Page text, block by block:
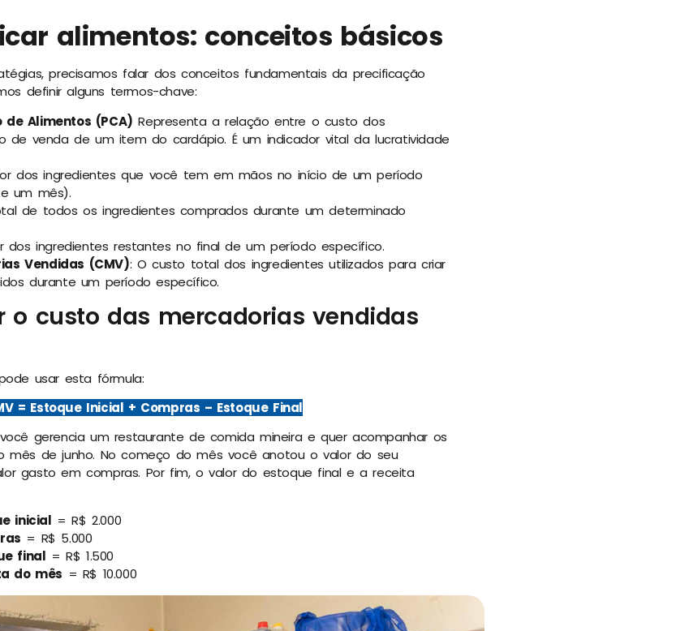
alimentos: conceitos básicos
precisamos falar dos conceitos fundamentais da precificação
definir alguns termos-chave:
Alimentos (PCA) Representa a relação entre o custo dos
de venda de um item do cardápio. É um indicador vital da lucratividade
dos ingredientes que você tem em mãos no início de um período
um mês).
de todos os ingredientes comprados durante um determinado
dos ingredientes restantes no final de um período específico.
Vendidas (CMV): O custo total dos ingredientes utilizados para criar
durante um período específico.
o custo das mercadorias vendidas
usar esta fórmula:
= Estoque Inicial + Compras – Estoque Final
gerencia um restaurante de comida mineira e quer acompanhar os
mês de junho. No começo do mês você anotou o valor do seu
gasto em compras. Por fim, o valor do estoque final e a receita
inicial = R$ 2.000
= R$ 5.000
final = R$ 1.500
do mês = R$ 10.000